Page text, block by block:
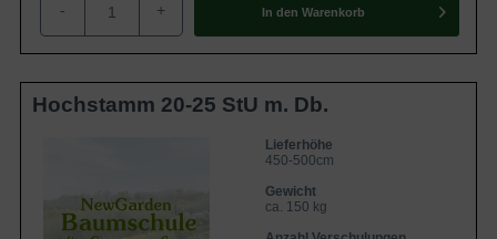
- + In den Warenkorb
Hochstamm 20-25 StU m. Db.
Lieferhöhe
450-500cm
Gewicht
ca. 150 kg